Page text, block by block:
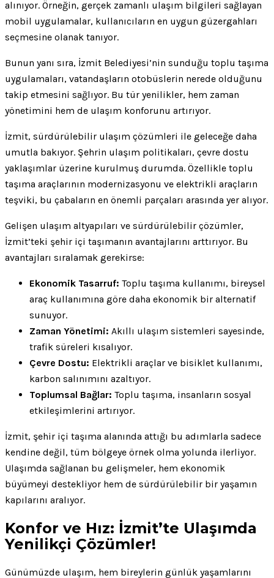
alınıyor. Örneğin, gerçek zamanlı ulaşım bilgileri sağlayan
mobil uygulamalar, kullanıcıların en uygun güzergahları
seçmesine olanak tanıyor.
Bunun yanı sıra, İzmit Belediyesi’nin sunduğu toplu taşıma
uygulamaları, vatandaşların otobüslerin nerede olduğunu
takip etmesini sağlıyor. Bu tür yenilikler, hem zaman
yönetimini hem de ulaşım konforunu artırıyor.
İzmit, sürdürülebilir ulaşım çözümleri ile geleceğe daha
umutla bakıyor. Şehrin ulaşım politikaları, çevre dostu
yaklaşımlar üzerine kurulmuş durumda. Özellikle toplu
taşıma araçlarının modernizasyonu ve elektrikli araçların
teşviki, bu çabaların en önemli parçaları arasında yer alıyor.
Gelişen ulaşım altyapıları ve sürdürülebilir çözümler,
İzmit’teki şehir içi taşımanın avantajlarını arttırıyor. Bu
avantajları sıralamak gerekirse:
Ekonomik Tasarruf: Toplu taşıma kullanımı, bireysel
araç kullanımına göre daha ekonomik bir alternatif
sunuyor.
Zaman Yönetimi: Akıllı ulaşım sistemleri sayesinde,
trafik süreleri kısalıyor.
Çevre Dostu: Elektrikli araçlar ve bisiklet kullanımı,
karbon salınımını azaltıyor.
Toplumsal Bağlar: Toplu taşıma, insanların sosyal
etkileşimlerini artırıyor.
İzmit, şehir içi taşıma alanında attığı bu adımlarla sadece
kendine değil, tüm bölgeye örnek olma yolunda ilerliyor.
Ulaşımda sağlanan bu gelişmeler, hem ekonomik
büyümeyi destekliyor hem de sürdürülebilir bir yaşamın
kapılarını aralıyor.
Konfor ve Hız: İzmit’te Ulaşımda
Yenilikçi Çözümler!
Günümüzde ulaşım, hem bireylerin günlük yaşamlarını